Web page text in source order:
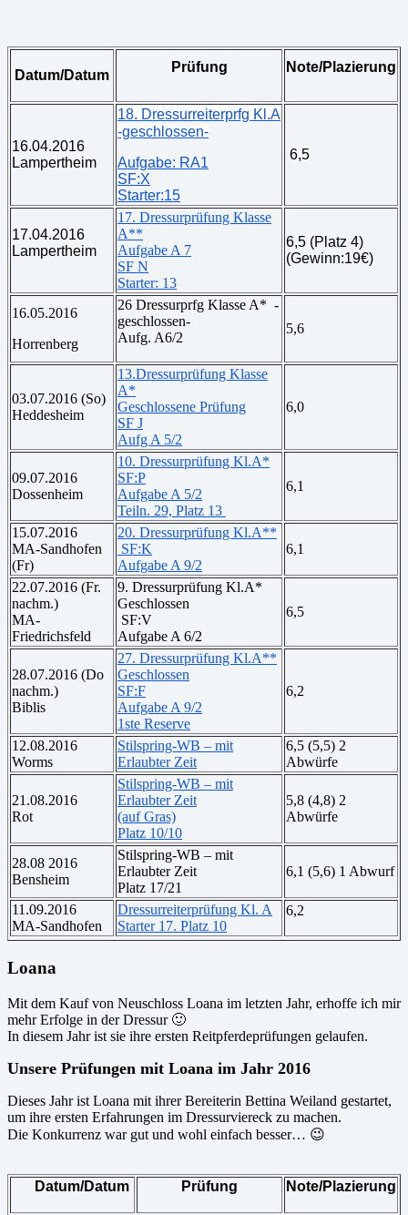
Datum/Datum
Prüfung Note/Plazierung
16.04.2016
Lampertheim
18. Dressurreiterprfg Kl.A
-geschlossen-
Aufgabe: RA1
SF:X
Starter:15
6,5
17.04.2016
Lampertheim
17. Dressurprüfung Klasse
A**
Aufgabe A 7
SF N
Starter: 13
6,5 (Platz 4)
(Gewinn:19€)
16.05.2016
Horrenberg
26 Dressurprfg Klasse A* -
geschlossen-
Aufg. A6/2
5,6
03.07.2016 (So)
Heddesheim
13.Dressurprüfung Klasse
A*
Geschlossene Prüfung
SF J
Aufg A 5/2
6,0
09.07.2016
Dossenheim
10. Dressurprüfung Kl.A*
SF:P
Aufgabe A 5/2
Teiln. 29, Platz 13
6,1
15.07.2016
MA-Sandhofen
(Fr)
20. Dressurprüfung Kl.A**
SF:K
Aufgabe A 9/2
6,1
22.07.2016 (Fr.
nachm.)
MA-
Friedrichsfeld
9. Dressurprüfung Kl.A*
Geschlossen
SF:V
Aufgabe A 6/2
6,5
28.07.2016 (Do
nachm.)
Biblis
27. Dressurprüfung Kl.A**
Geschlossen
SF:F
Aufgabe A 9/2
1ste Reserve
6,2
12.08.2016
Worms
Stilspring-WB – mit
Erlaubter Zeit
6,5 (5,5) 2
Abwürfe
21.08.2016
Rot
Stilspring-WB – mit
Erlaubter Zeit
(auf Gras)
Platz 10/10
5,8 (4,8) 2
Abwürfe
28.08 2016
Bensheim
Stilspring-WB – mit
Erlaubter Zeit
Platz 17/21
6,1 (5,6) 1 Abwurf
11.09.2016
MA-Sandhofen
Dressurreiterprüfung Kl. A
Starter 17. Platz 10
6,2
Loana
Mit dem Kauf von Neuschloss Loana im letzten Jahr, erhoffe ich mir
mehr Erfolge in der Dressur 🙂
In diesem Jahr ist sie ihre ersten Reitpferdeprüfungen gelaufen.
Unsere Prüfungen mit Loana im Jahr 2016
Dieses Jahr ist Loana mit ihrer Bereiterin Bettina Weiland gestartet,
um ihre ersten Erfahrungen im Dressurviereck zu machen.
Die Konkurrenz war gut und wohl einfach besser… 😉
Datum/Datum Prüfung Note/Plazierung